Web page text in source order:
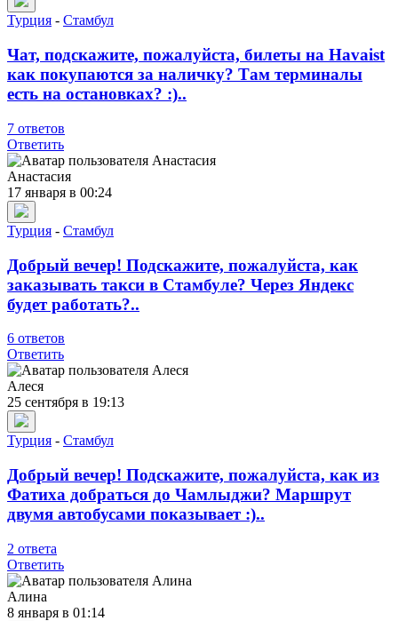
Турция - Стамбул
Чат, подскажите, пожалуйста, билеты на Havaist
как покупаются за наличку? Там терминалы
есть на остановках? :)..
7 ответов
Ответить
Анастасия
17 января в 00:24
Турция - Стамбул
Добрый вечер! Подскажите, пожалуйста, как
заказывать такси в Стамбуле? Через Яндекс
будет работать?..
6 ответов
Ответить
Алеся
25 сентября в 19:13
Турция - Стамбул
Добрый вечер! Подскажите, пожалуйста, как из
Фатиха добраться до Чамлыджи? Маршрут
двумя автобусами показывает :)..
2 ответа
Ответить
Алина
8 января в 01:14